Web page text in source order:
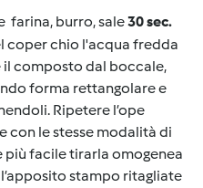
farina, burro, sale30 sec.
coper chio l'acqua fredda
il composto dal boccale,
forma rettangolare e
Ripetere l’ope
con le stesse modalità di
più facile tirarla omogenea
stampo ritagliate